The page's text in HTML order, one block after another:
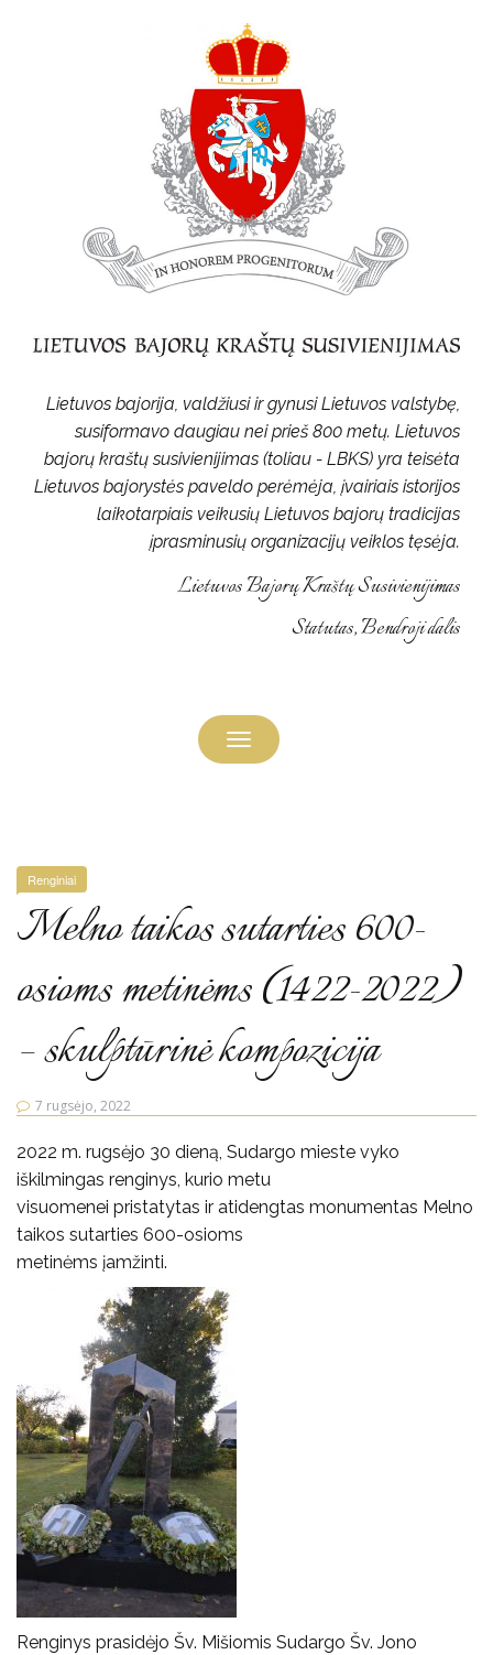
Lietuvos bajorija, valdžiusi ir gynusi Lietuvos valstybę,
susiformavo daugiau nei prieš 800 metų. Lietuvos
bajorų kraštų susivienijimas (toliau - LBKS) yra teisėta
Lietuvos bajorystės paveldo perėmėja, įvairiais istorijos
laikotarpiais veikusių Lietuvos bajorų tradicijas
įprasminusių organizacijų veiklos tęsėja.
Lietuvos Bajorų Kraštų Susivienijimas
Statutas, Bendroji dalis
Toggle
navigation
Renginiai
Melno taikos sutarties 600-
osioms metinėms (1422-2022)
– skulptūrinė kompozicija
7 rugsėjo, 2022
2022 m. rugsėjo 30 dieną, Sudargo mieste vyko
iškilmingas renginys, kurio metu
visuomenei pristatytas ir atidengtas monumentas Melno
taikos sutarties 600-osioms
metinėms įamžinti.
Renginys prasidėjo Šv. Mišiomis Sudargo Šv. Jono